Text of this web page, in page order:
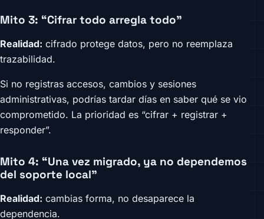
Mito 3: “Cifrar todo arregla todo”
Realidad: cifrado protege datos, pero no reemplaza
trazabilidad.
Si no registras accesos, cambios y sesiones
administrativas, podrías tardar días en saber qué se vio
comprometido. La prioridad es “cifrar + registrar +
responder”.
Mito 4: “Una vez migrado, ya no dependemos
del soporte local”
Realidad: cambias forma, no desaparece la
dependencia.